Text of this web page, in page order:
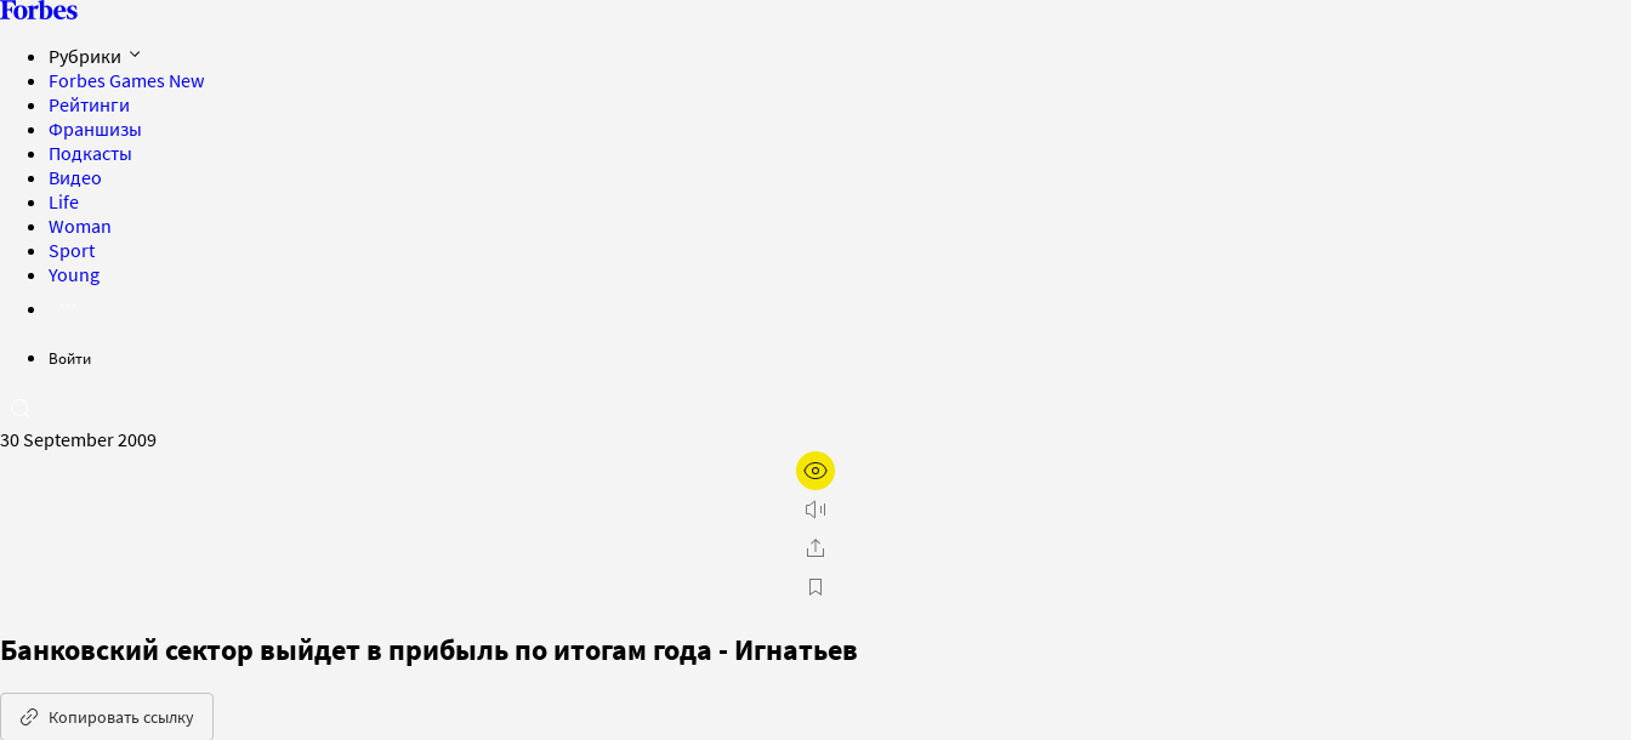
Рубрики
Forbes Games New
Рейтинги
Франшизы
Подкасты
Видео
Life
Woman
Sport
Young
Войти
30 September 2009
Банковский сектор выйдет в прибыль по итогам года - Игнатьев
Копировать ссылку